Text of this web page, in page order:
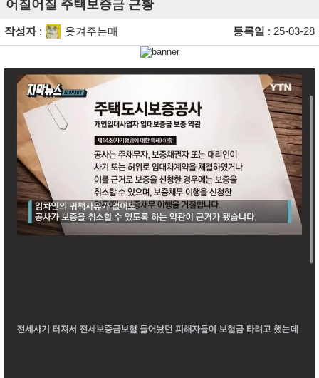
어질어질 주택보증금 근황
작성자: 웃겨주는매 등록일 : 25-03-28